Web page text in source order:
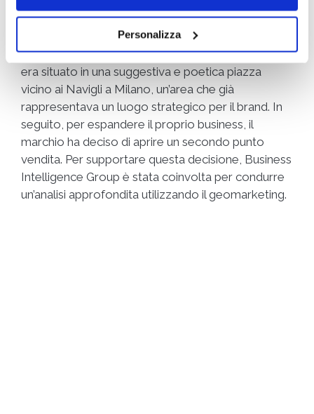
Personalizza
Unmarchio italiano di gioielli artigianaliha
deciso di espandere la sua presenza sul mercato,
aprendo un nuovo negozio. Il primo punto vendita
era situato in una suggestiva e poetica piazza
vicino ai Navigli a Milano, un’area che già
rappresentava un luogo strategico per il brand. In
seguito, per espandere il proprio business, il
marchio ha deciso di aprire un secondo punto
vendita. Per supportare questa decisione, Business
Intelligence Group è stata coinvolta per condurre
un’analisi approfondita utilizzando il geomarketing.